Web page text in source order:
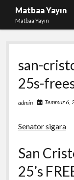
Matbaa Yayın
Matbaa Yayın
Igtv Izlenme
Instagram Bot
Liste
Sayfa Listesi
san-
25s-
admin Temmuz 6,
Senator sigara
San
25’s